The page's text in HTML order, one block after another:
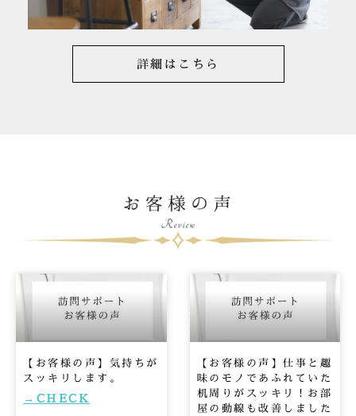
詳細はこちら
【お客様の声】気持ちが
スッキリします。
→CHECK
【お客様の声】仕事と趣
味のモノであふれていた
机周りがスッキリ！お部
屋の動線も改善しました